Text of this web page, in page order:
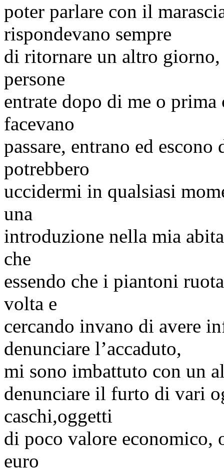
poter parlare con il
rispondevano sempre
di ritornare un altro giorno,
persone
entrate dopo di me o
facevano
passare, entrano ed
potrebbero
uccidermi in qualsiasi
una
introduzione nella mia
che
essendo che i piantoni
volta e
cercando invano di avere
denunciare l’accaduto,
mi sono imbattuto con un
denunciare il furto di vari
caschi,oggetti
di poco valore
euro